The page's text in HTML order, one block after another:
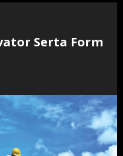
Serta Form